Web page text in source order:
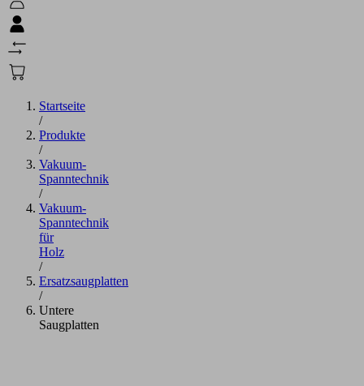
Startseite
/
Produkte
/
Vakuum-
Spanntechnik
/
Vakuum-
Spanntechnik
für
Holz
/
Ersatzsaugplatten
/
Untere
Saugplatten